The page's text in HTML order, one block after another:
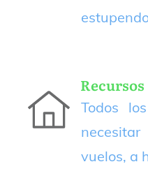
Recursos
Todos
vuelos, a